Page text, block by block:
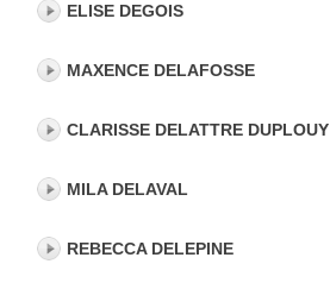
ELISE DEGOIS
MAXENCE DELAFOSSE
CLARISSE DELATTRE DUPLOUY
MILA DELAVAL
REBECCA DELEPINE